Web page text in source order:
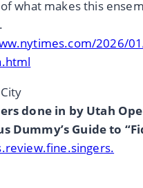
what makes this
2026/
done in by Utah
Dummy’s Guide to